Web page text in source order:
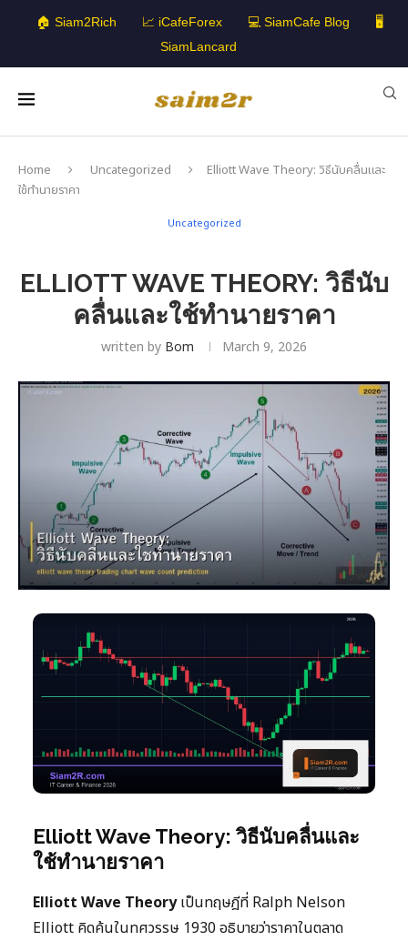
🏠 Siam2Rich 📈 iCafeForex 💻 SiamCafe Blog
🖥️
SiamLancard
Home Uncategorized
Elliott Wave Theory: วิธีนับคลื่นและ
ใช้ทำนายราคา
Uncategorized
ELLIOTT WAVE THEORY: วิธีนับ
คลื่นและใช้ทำนายราคา
written by Bom March 9, 2026
Elliott Wave Theory: วิธีนับคลื่นและ
ใช้ทำนายราคา
Elliott Wave Theoryเป็นทฤษฎีที่ Ralph Nelson
Elliott คิดค้นในทศวรรษ 1930 อธิบายว่าราคาในตลาด